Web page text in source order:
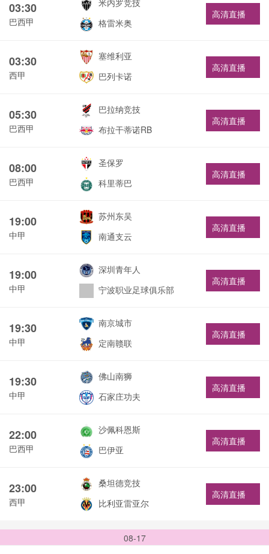
03:30
巴西甲
米内罗竞技
格雷米奥
高清直播
03:30
西甲
塞维利亚
巴列卡诺
高清直播
05:30
巴西甲
巴拉纳竞技
布拉干蒂诺RB
高清直播
08:00
巴西甲
圣保罗
科里蒂巴
高清直播
19:00
中甲
苏州东吴
南通支云
高清直播
19:00
中甲
深圳青年人
宁波职业足球俱乐部
高清直播
19:30
中甲
南京城市
定南赣联
高清直播
19:30
中甲
佛山南狮
石家庄功夫
高清直播
22:00
巴西甲
沙佩科恩斯
巴伊亚
高清直播
23:00
西甲
桑坦德竞技
比利亚雷亚尔
高清直播
08-17